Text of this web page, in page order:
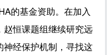
的基金资助。在加入
恒课题组继续研究远
经保护机制，寻找这